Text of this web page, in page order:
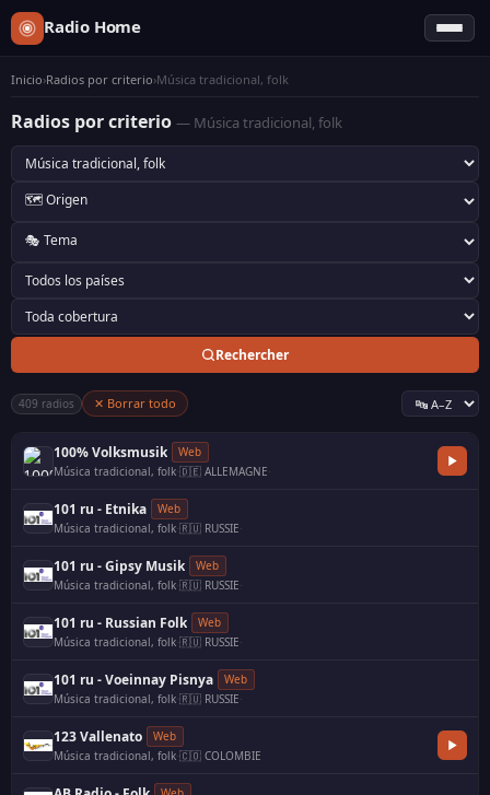
Radio Home
Inicio›Radios por criterio›Música tradicional, folk
Radios por criterio — Música tradicional, folk
Rechercher
409 radios ✕ Borrar todo
100% Volksmusik
Web
Música tradicional, folk·🇩🇪 ALLEMAGNE·
101 ru - Etnika
Web
Música tradicional, folk·🇷🇺 RUSSIE·
101 ru - Gipsy Musik
Web
Música tradicional, folk·🇷🇺 RUSSIE·
101 ru - Russian Folk
Web
Música tradicional, folk·🇷🇺 RUSSIE·
101 ru - Voeinnay Pisnya
Web
Música tradicional, folk·🇷🇺 RUSSIE·
123 Vallenato
Web
Música tradicional, folk·🇨🇴 COLOMBIE